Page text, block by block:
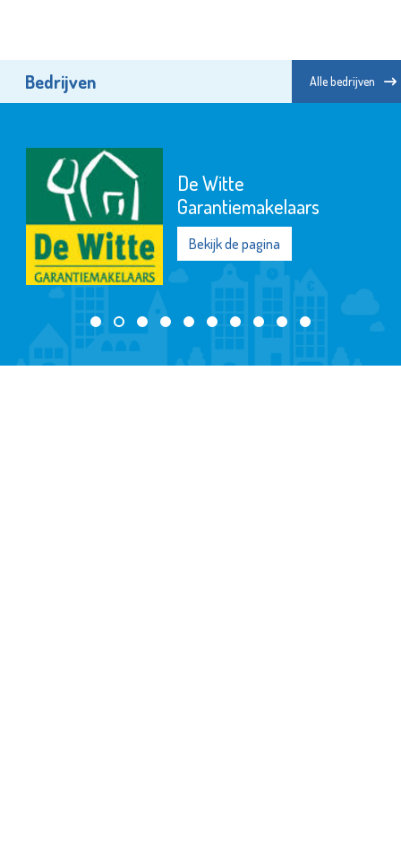
Bedrijven Alle bedrijven
Bekijk de pagina